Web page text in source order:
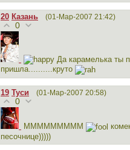
20 Казань (01-Мар-2007 21:42)
0
Да карамелька ты
пришла..........круто
19 Туси (01-Мар-2007 20:58)
0
МММММММММ
песочнице)))))